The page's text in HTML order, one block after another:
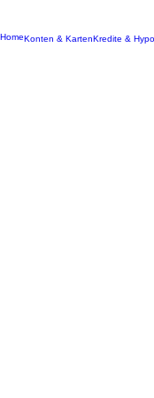
HomeKonten & KartenKredite &